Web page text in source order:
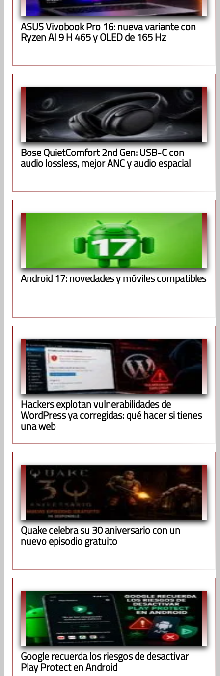
ASUS Vivobook Pro 16: nueva variante con
Ryzen AI 9 H 465 y OLED de 165 Hz
Bose QuietComfort 2nd Gen: USB-C con
audio lossless, mejor ANC y audio espacial
Android 17: novedades y móviles compatibles
Hackers explotan vulnerabilidades de
WordPress ya corregidas: qué hacer si tienes
una web
Quake celebra su 30 aniversario con un
nuevo episodio gratuito
Google recuerda los riesgos de desactivar
Play Protect en Android